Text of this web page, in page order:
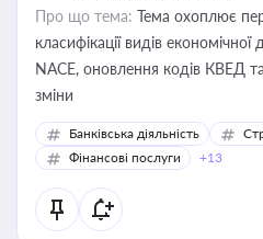
Про що тема: Тема охоплює
класифікації видів економічної
NACE, оновлення кодів КВЕД
зміни
Банківська діяльність
Фінансові послуги
+13